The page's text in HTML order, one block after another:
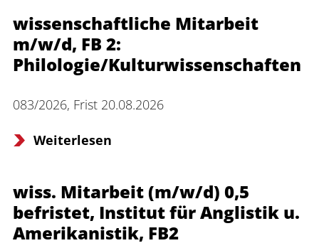
Philologie / Kulturwissenschaften
Mathematik / Naturwissenschaften
Interdisziplinäres Forschungs-,
Graduiertenförderungs- und
Personalentwicklungszentrum
wissenschaftliche Mitarbeit
m/w/d, FB 2:
Philologie/Kulturwissenschaften
083/2026, Frist 20.08.2026
Weiterlesen
wiss. Mitarbeit (m/w/d) 0,5
befristet, Institut für Anglistik u.
Amerikanistik, FB2